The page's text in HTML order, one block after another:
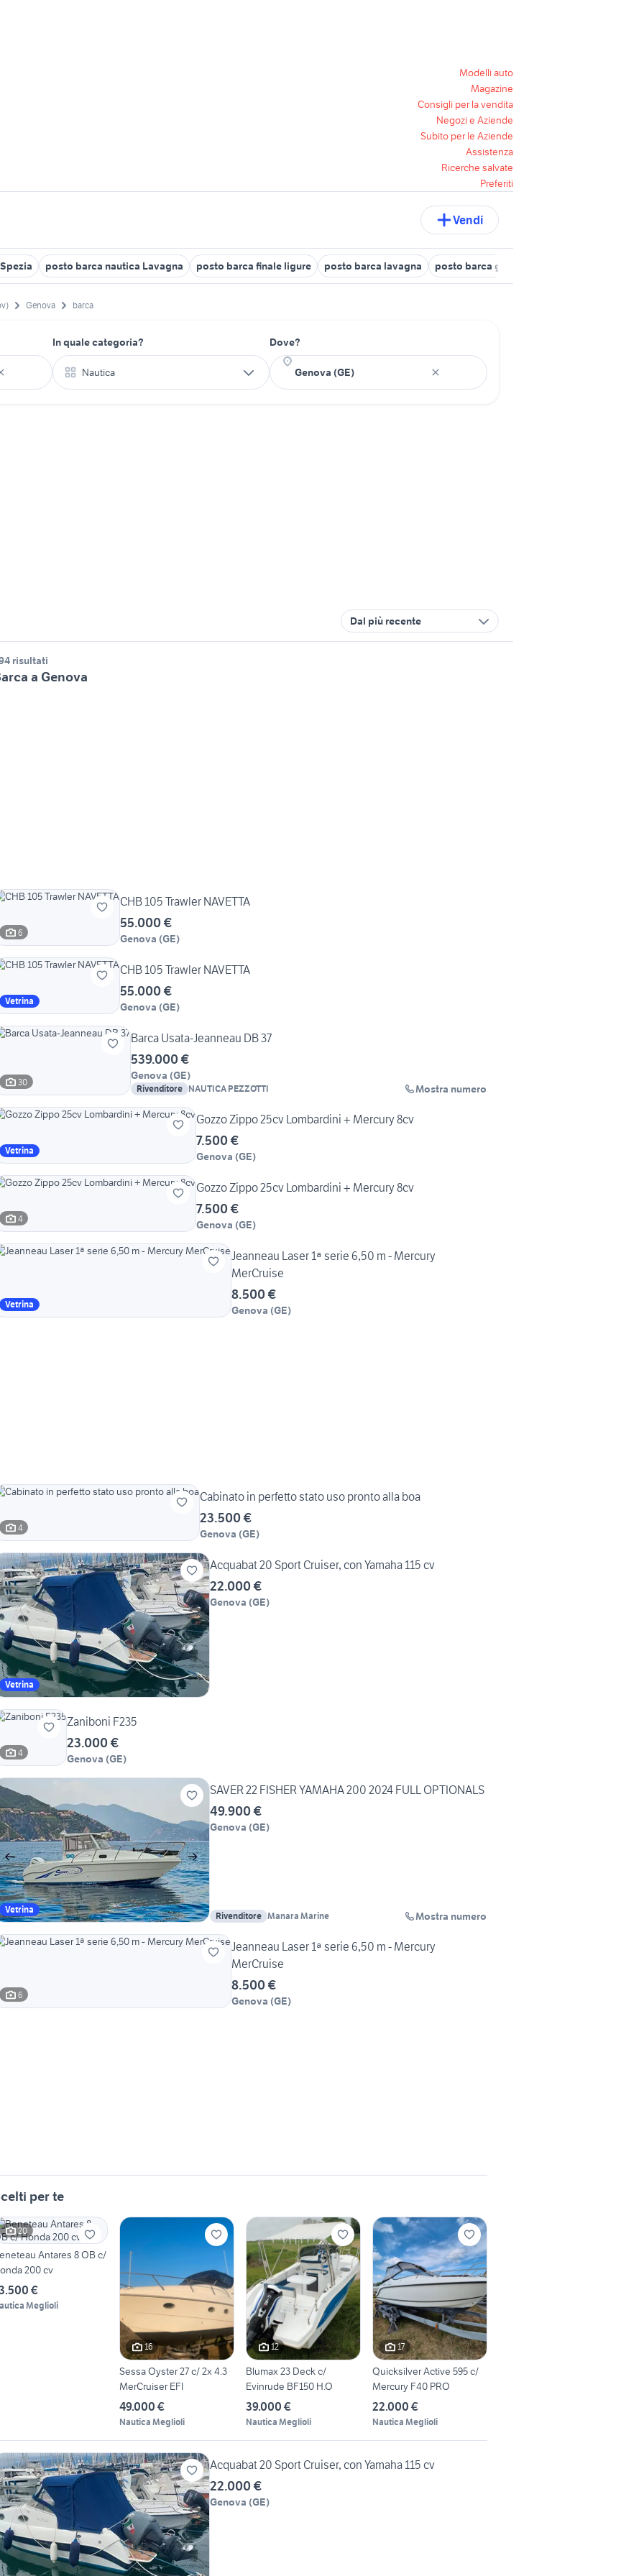
Modelli auto
Magazine
Consigli per la vendita
Negozi e Aziende
Subito per le Aziende
Assistenza
Ricerche salvate
Preferiti
Vendi
posto barca nautica Lavagna posto barca finale ligure posto barca lavagna posto barca genova
Genova barca
In quale categoria?
Nautica
Dove?
Dal più recente
risultati
a Genova
6
CHB 105 Trawler NAVETTA
55.000 €
Genova (GE)
Vetrina
CHB 105 Trawler NAVETTA
55.000 €
Genova (GE)
30
Barca Usata-Jeanneau DB 37
539.000 €
Genova (GE)
Rivenditore NAUTICA PEZZOTTI Mostra numero
Vetrina
Gozzo Zippo 25cv Lombardini + Mercury 8cv
7.500 €
Genova (GE)
4
Gozzo Zippo 25cv Lombardini + Mercury 8cv
7.500 €
Genova (GE)
Vetrina
Jeanneau Laser 1ª serie 6,50 m - Mercury
MerCruise
8.500 €
Genova (GE)
4
Cabinato in perfetto stato uso pronto alla boa
23.500 €
Genova (GE)
Vetrina
Acquabat 20 Sport Cruiser, con Yamaha 115 cv
22.000 €
Genova (GE)
4
Zaniboni F235
23.000 €
Genova (GE)
Vetrina
SAVER 22 FISHER YAMAHA 200 2024 FULL OPTIONALS
49.900 €
Genova (GE)
Rivenditore Manara Marine Mostra numero
6
Jeanneau Laser 1ª serie 6,50 m - Mercury
MerCruise
8.500 €
Genova (GE)
per te
20
Antares 8 OB c/
200 cv
€
Meglioli
16
Sessa Oyster 27 c/ 2x 4.3
MerCruiser EFI
49.000 €
Nautica Meglioli
12
Blumax 23 Deck c/
Evinrude BF150 H.O
39.000 €
Nautica Meglioli
17
Quicksilver Active 595 c/
Mercury F40 PRO
22.000 €
Nautica Meglioli
Acquabat 20 Sport Cruiser, con Yamaha 115 cv
22.000 €
Genova (GE)